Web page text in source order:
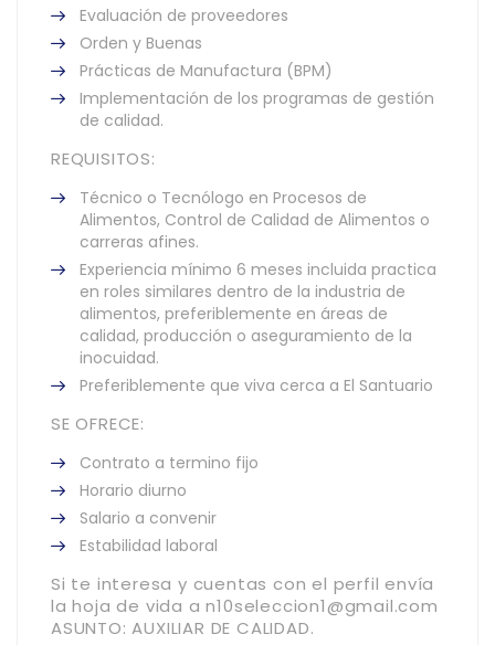
Evaluación de proveedores
Orden y Buenas
Prácticas de Manufactura (BPM)
Implementación de los programas de gestión
de calidad.
REQUISITOS:
Técnico o Tecnólogo en Procesos de
Alimentos, Control de Calidad de Alimentos o
carreras afines.
Experiencia mínimo 6 meses incluida practica
en roles similares dentro de la industria de
alimentos, preferiblemente en áreas de
calidad, producción o aseguramiento de la
inocuidad.
Preferiblemente que viva cerca a El Santuario
SE OFRECE:
Contrato a termino fijo
Horario diurno
Salario a convenir
Estabilidad laboral
Si te interesa y cuentas con el perfil envía
la hoja de vida a n10seleccion1@gmail.com
ASUNTO: AUXILIAR DE CALIDAD.